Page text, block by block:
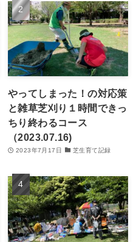
やってしまった！の対応策
と雑草芝刈り１時間できっ
ちり終わるコース
（2023.07.16)
2023年7月17日 芝生育て記録